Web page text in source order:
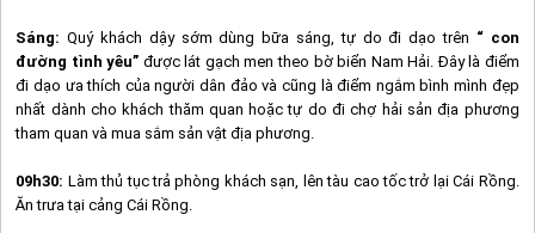
Sáng:Quý khách dậy sớm dùng bữa sáng, tự do đi dạo trên “ con
đường tình yêu” được lát gạch men theo bờ biển Nam Hải. Đây là điểm
đi dạo ưa thích của người dân đảo và cũng là điểm ngắm bình mình đẹp
nhất dành cho khách thăm quan hoặc tự do đi chợ hải sản địa phương
tham quan và mua sắm sản vật địa phương.
09h30: Làm thủ tục trả phòng khách sạn, lên tàu cao tốc trở lại Cái Rồng.
Ăn trưa tại cảng Cái Rồng.